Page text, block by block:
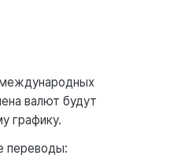
валют будут
графику.
переводы: